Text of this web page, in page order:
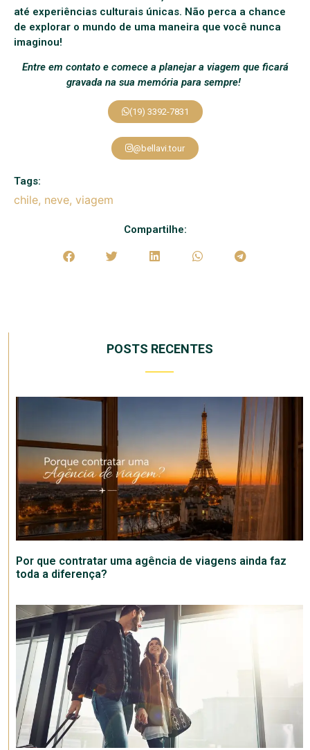
até experiências culturais únicas. Não perca a chance
de explorar o mundo de uma maneira que você nunca
imaginou!
Entre em contato e comece a planejar a viagem que ficará
gravada na sua memória para sempre!
(19) 3392-7831
@bellavi.tour
Tags:
chile, neve, viagem
Compartilhe:
POSTS RECENTES
Por que contratar uma agência de viagens ainda faz
toda a diferença?